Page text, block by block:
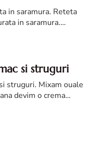
in saramura. Reteta
in saramura.
si struguri
struguri. Mixam ouale
devim o crema